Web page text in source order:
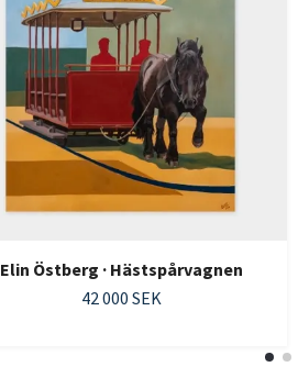
Elin Östberg · Hästspårvagnen
42 000 SEK